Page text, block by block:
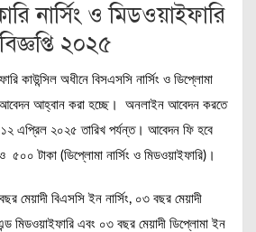
নার্সিং ও মিডওয়াইফারি
২০২৫
কাউন্সিল অধীনে বিসএসসি নার্সিং ও ডিপ্লোমা
আবেদন আহ্বান করা হচ্ছে। অনলাইন আবেদন করতে
১২ এপ্রিল ২০২৫ তারিখ পর্যন্ত। আবেদন ফি হবে
৫০০ টাকা (ডিপ্লোমা নার্সিং ও মিডওয়াইফারি)।
মেয়াদী বিএসসি ইন নার্সিং, ০৩ বছর মেয়াদী
মিডওয়াইফারি এবং ০৩ বছর মেয়াদী ডিপ্লোমা ইন